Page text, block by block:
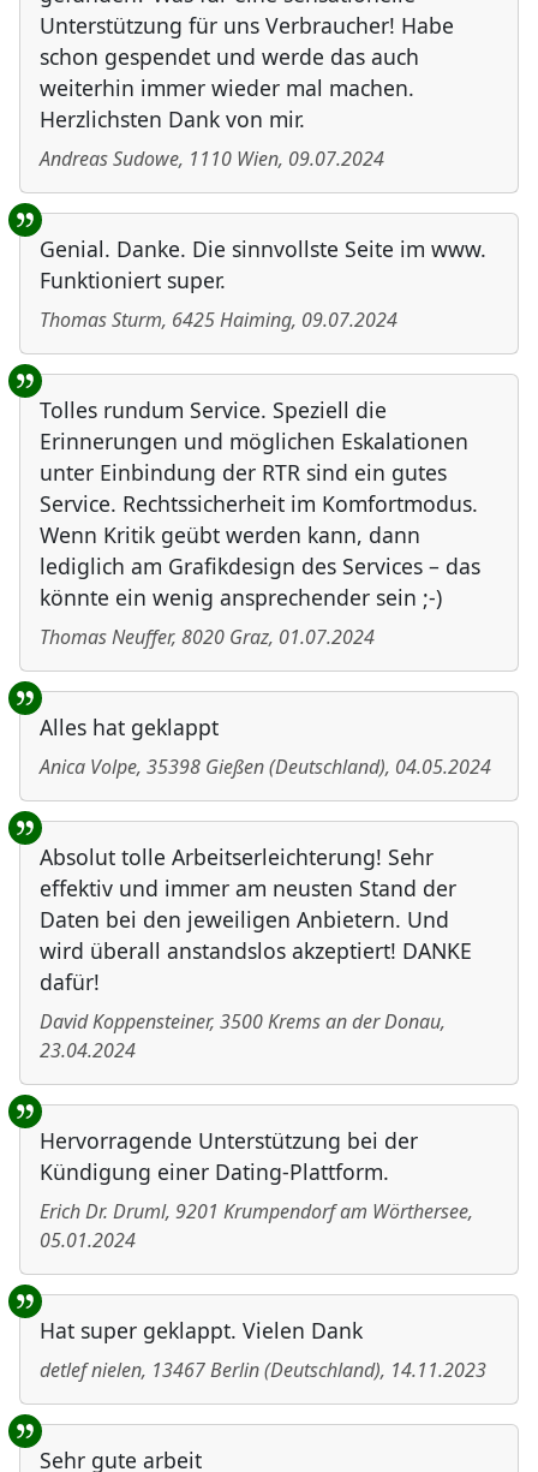
Unterstützung für uns Verbraucher! Habe
schon gespendet und werde das auch
weiterhin immer wieder mal machen.
Herzlichsten Dank von mir.
Andreas Sudowe, 1110 Wien, 09.07.2024
Genial. Danke. Die sinnvollste Seite im www.
Funktioniert super.
Thomas Sturm, 6425Haiming, 09.07.2024
Tolles rundum Service. Speziell die
Erinnerungen und möglichen Eskalationen
unter Einbindung der RTR sind ein gutes
Service. Rechtssicherheit im Komfortmodus.
Wenn Kritik geübt werden kann, dann
lediglich am Grafikdesign des Services – das
könnte ein wenig ansprechender sein ;-)
Thomas Neuffer, 8020 Graz, 01.07.2024
Alles hat geklappt
Anica Volpe, 35398 Gießen(Deutschland), 04.05.2024
Absolut tolle Arbeitserleichterung! Sehr
effektiv und immer am neusten Stand der
Daten bei den jeweiligen Anbietern. Und
wird überall anstandslos akzeptiert! DANKE
dafür!
David Koppensteiner, 3500Krems an der Donau,
23.04.2024
Hervorragende Unterstützung bei der
Kündigung einer Dating-Plattform.
Erich Dr. Druml, 9201 Krumpendorf am Wörthersee,
05.01.2024
Hat super geklappt. Vielen Dank
detlef nielen, 13467Berlin(Deutschland), 14.11.2023
Sehr gute arbeit